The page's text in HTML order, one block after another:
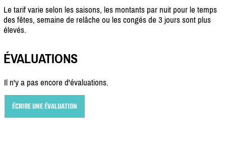
Le tarif varie selon les saisons, les montants par nuit pour le temps
des fêtes, semaine de relâche ou les congés de 3 jours sont plus
élevés.
ÉVALUATIONS
Il n'y a pas encore d'évaluations.
ÉCRIRE UNE ÉVALUATION